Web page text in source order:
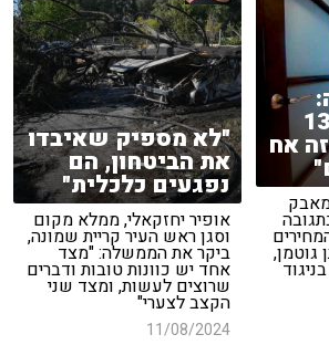
של 130
אח
מאבק
גוטמן,
"לא מספיק שאיבדו
את הביטחון, הם
נפגעים כלכלית"
אופיר יחזקאלי, ממלא מקום
וסגן ראש העיר קריית שמונה,
ביקר את הממשלה: "מצד
אחד יש כוונות טובות ודברים
שרוצים לעשות, ומצד שני
הקצב לצערי"
11/08/2024